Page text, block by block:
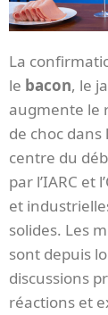
La
le bacon, le
augmente le
de choc dans
centre du
par l’IARC et
et
solides. Les
sont depuis
discussions
réactions et